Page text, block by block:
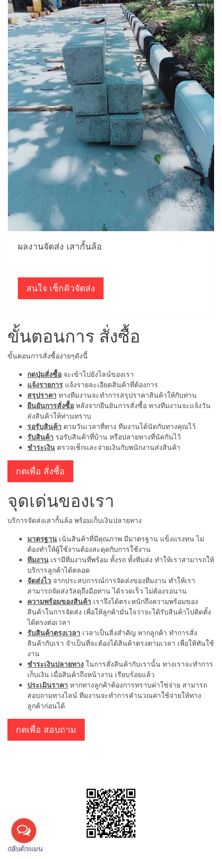
ผลงานจัดส่ง เสากั้นล้อ
สนใจ เช็กคิวจัดส่ง
ขั้นตอนการ สั่งซื้อ
ขั้นตอนการสั่งซื้อง่ายๆดังนี้
กดปุ่มสั่งซื้อ จะเข้าไปยังไลน์ของเรา
แจ้งรายการ แจ้งรายละเอียดสินค้าที่ต้องการ
สรุปราคา ทางทีมงานจะทำการสรุปราคาสินค้าให้กับท่าน
ยืนยันการสั่งซื้อ หลังจากยืนยันการสั่งซื้อ ทางทีมงานจะแจ้งวัน
ส่งสินค้าให้ท่านทราบ
รอรับสินค้า ตามวันเวลาที่ทาง ทีมงานได้นัดกับทางคุณไว้
รับสินค้า รอรับสินค้าที่บ้าน หรือปลายทางที่นัดกันไว้
ชำระเงิน ตรวจเช็กและจ่ายเงินกับพนักงานส่งสินค้า
กดเพื่อ สั่งซื้อ
จุดเด่นของเรา
บริการจัดส่งเสากั้นล้อ พร้อมเก็บเงินปลายทาง
มาตรฐาน เน้นสินค้าที่มีคุณภาพ มีมาตรฐาน แข็งแรงทน ไม่
ต้องทำให้ผู้ใช้งานต้องสะดุดกับการใช้งาน
ทีมงาน เรามีทีมงานที่พร้อม ทั้งรถ ทั้งทีมส่ง ทำให้เราสามารถให้
บริการลูกค้าได้ตลอด
จัดส่งไว จากประสบการณ์การจัดส่งของทีมงาน ทำให้เรา
สามารถจัดส่งวัสดุถึงมือท่าน ได้รวดเร็ว ไม่ต้องรอนาน
ความพร้อมของสินค้า เราจึงได้ตระหนักถึงความพร้อมของ
สินค้าในการจัดส่ง เพื่อให้ลูกค้ามั่นใจว่าจะได้รับสินค้าไปติดตั้ง
ได้ตรงต่อเวลา
รับสินค้าตรงเวลา เวลาเป็นสิ่งสำคัญ หากลูกค้า ทำการสั่ง
สินค้ากับเรา จำเป็นที่จะต้องได้สินค้าตรงตามเวลา เพื่อให้ทันใช้
งาน
ชำระเงินปลายทาง ในการสั่งสินค้ากับเรานั้น ทางเราจะทำการ
เก็บเงิน เมื่อสินค้าถึงหน้างาน เรียบร้อยแล้ว
ประเมินราคา หากทางลูกค้าต้องการทราบค่าใช่จ่าย สามารถ
สอบถามทางไลน์ ทีมงานจะทำการคำนวณค่าใช้จ่ายให้ทาง
ลูกค้าก่อนได้
กดเพื่อ สอบถาม
กลับด้านบน